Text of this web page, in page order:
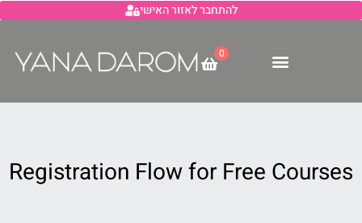
להתחבר לאזור האישי
0
Registration Flow for Free Courses